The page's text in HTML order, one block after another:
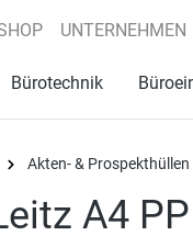
UNTERNEHMEN
Bürotechnik
Akten- & Prospekthüllen
A4